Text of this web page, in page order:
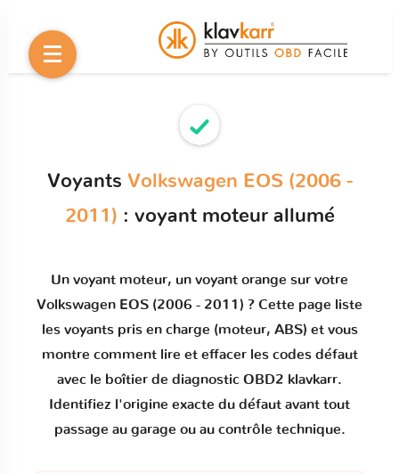
Voyants Volkswagen EOS (2006 -
2011) : voyant moteur allumé
Un voyant moteur, un voyant orange sur votre
Volkswagen EOS (2006 - 2011) ? Cette page liste
les voyants pris en charge (moteur, ABS) et vous
montre comment lire et effacer les codes défaut
avec le boîtier de diagnostic OBD2 klavkarr.
Identifiez l'origine exacte du défaut avant tout
passage au garage ou au contrôle technique.